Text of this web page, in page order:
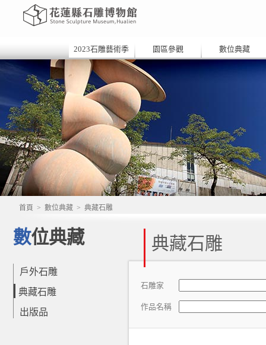
2023石雕藝術季 園區參觀 數位典藏
首頁 > 數位典藏 > 典藏石雕
數位典藏
戶外石雕
典藏石雕
出版品
典藏石雕
石雕家
作品名稱